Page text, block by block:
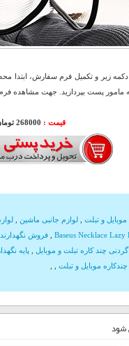
زیر و تکمیل فرم سفارش، ابتدا
مامور پست بپردازید. جهت مشاهده
قیمت : 268000 تومان
موبایل و تبلت لوازم جانبی ماشین
فروش
چند کاره تبلت و موبایل پایه
موبایل و تبلت
شود